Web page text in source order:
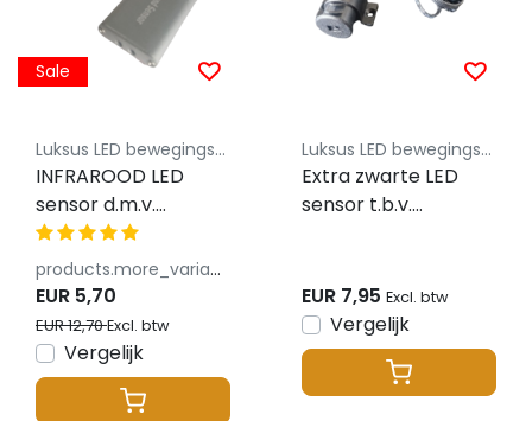
Sale
Luksus LED bewegingssensoren
INFRAROOD LED
sensor d.m.v.
beweging – SIR003
products.more_variants_available
EUR 5,70
EUR 12,70Excl. btw
Vergelijk
Luksus LED bewegingssensoren
Extra zwarte LED
sensor t.b.v.
EUR 7,95 Excl. btw
Vergelijk